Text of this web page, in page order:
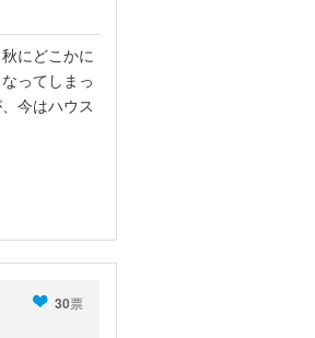
にどこかに
ってしまっ
今はハウス
30票